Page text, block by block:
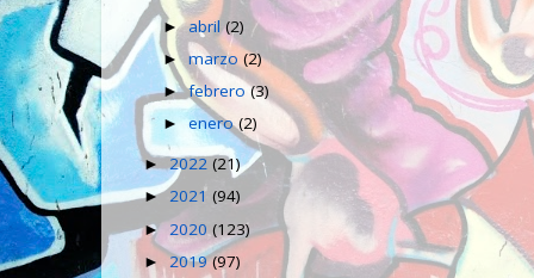
►abril(2)
►marzo(2)
►febrero(3)
►enero(2)
►2022(21)
► 2021 (94)
► 2020 (123)
►2019(97)